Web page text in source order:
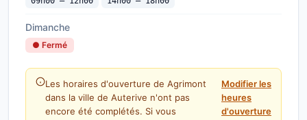
Dimanche
● Fermé
Les horaires d'ouverture de Agrimont
dans la ville de Auterive n'ont pas
encore été complétés. Si vous
Modifier les
heures
d'ouverture